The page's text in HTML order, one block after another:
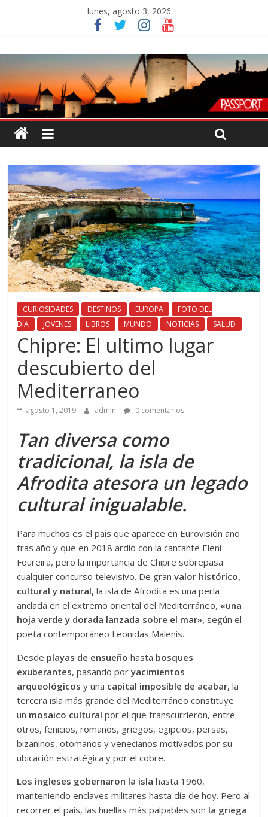
lunes, agosto 3, 2026
CURIOSIDADES DESTINOS EUROPA
FOTO DEL
DÍA
JOVENES LIBROS MUNDO NOTICIAS SALUD
Chipre: El ultimo lugar
descubierto del
Mediterraneo
agosto 1, 2019 admin 0 comentarios
Tan diversa como
tradicional, la isla de
Afrodita atesora un legado
cultural inigualable.
Para muchos es el país que aparece en Eurovisión año
tras año y que en 2018 ardió con la cantante Eleni
Foureira, pero la importancia de Chipre sobrepasa
cualquier concurso televisivo. De granvalor histórico,
cultural y natural,la isla de Afrodita es una perla
anclada en el extremo oriental del Mediterráneo, «una
hoja verde y dorada lanzada sobre el mar», según el
poeta contemporáneo Leonidas Malenis.
Desde playas de ensueño hasta bosques
exuberantes, pasando poryacimientos
arqueológicos y una capital imposible de acabar, la
tercera isla más grande del Mediterráneo constituye
un mosaico culturalpor el que transcurrieron, entre
otros, fenicios, romanos, griegos, egipcios, persas,
bizaninos, otomanos y venecianos motivados por su
ubicación estratégica y por el cobre.
Los ingleses gobernaron la isla hasta 1960,
manteniendo enclaves militares hasta día de hoy. Pero al
recorrer el país, las huellas más palpables son la griega